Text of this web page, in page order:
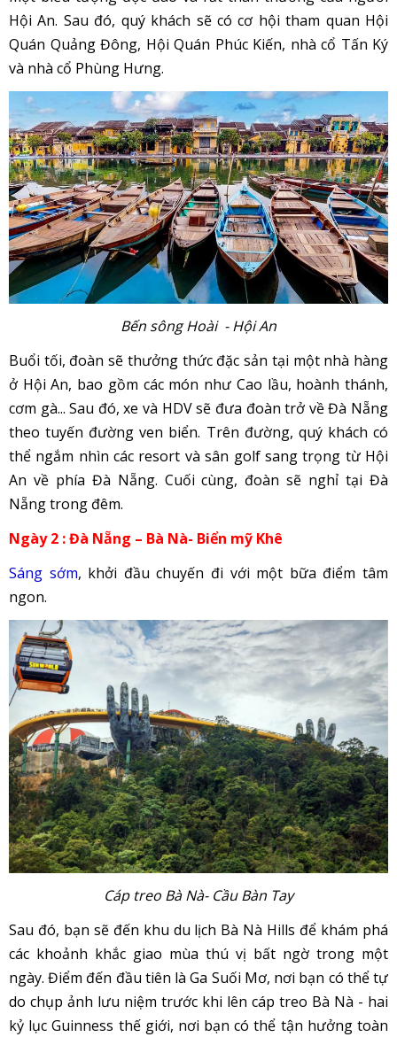
Hội An. Sau đó, quý khách sẽ có cơ hội tham quan Hội
Quán Quảng Đông, Hội Quán Phúc Kiến, nhà cổ Tấn Ký
và nhà cổ Phùng Hưng.
Bến sông Hoài - Hội An
Buổi tối, đoàn sẽ thưởng thức đặc sản tại một nhà hàng
ở Hội An, bao gồm các món như Cao lầu, hoành thánh,
cơm gà... Sau đó, xe và HDV sẽ đưa đoàn trở về Đà Nẵng
theo tuyến đường ven biển. Trên đường, quý khách có
thể ngắm nhìn các resort và sân golf sang trọng từ Hội
An về phía Đà Nẵng. Cuối cùng, đoàn sẽ nghỉ tại Đà
Nẵng trong đêm.
Ngày 2 : Đà Nẵng – Bà Nà- Biển mỹ Khê
Sáng sớm, khởi đầu chuyến đi với một bữa điểm tâm
ngon.
Cáp treo Bà Nà- Cầu Bàn Tay
Sau đó, bạn sẽ đến khu du lịch Bà Nà Hills để khám phá
các khoảnh khắc giao mùa thú vị bất ngờ trong một
ngày. Điểm đến đầu tiên là Ga Suối Mơ, nơi bạn có thể tự
do chụp ảnh lưu niệm trước khi lên cáp treo Bà Nà - hai
kỷ lục Guinness thế giới, nơi bạn có thể tận hưởng toàn